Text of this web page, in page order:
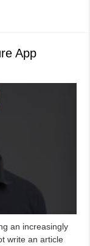
App
an increasingly
write an article